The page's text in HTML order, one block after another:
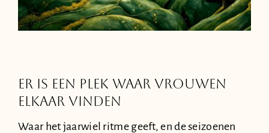
ER IS EEN PLEK WAAR VROUWEN
ELKAAR VINDEN
Waar het jaarwiel ritme geeft, en de seizoenen